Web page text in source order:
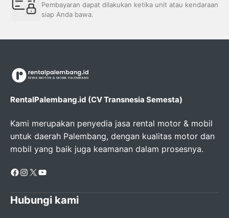
Pembayaran dapat dilakukan ketika unit atau kendaraan
siap Anda bawa.
RentalPalembang.id (CV Transnesia Semesta)
Kami merupakan penyedia jasa rental motor & mobil
untuk daerah Palembang, dengan kualitas motor dan
mobil yang baik juga keamanan dalam prosesnya.
Facebook
Instagram
X YouTube
Hubungi kami